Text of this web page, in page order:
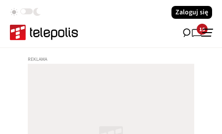
Zaloguj się
15